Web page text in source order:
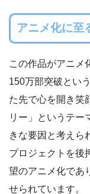
アニメ化に至
この作品がアニメ
150万部突破とい
た先で心を開き笑
リー」というテー
きな要因と考えら
プロジェクトを後
望のアニメ化であ
せられています。